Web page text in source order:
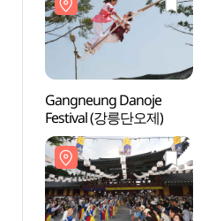
Gangneung Danoje
Festival (강릉단오제)